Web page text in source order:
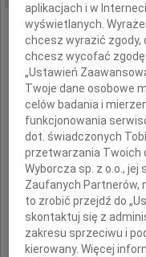
i
aplikacjach i w
wyświetlanych.
chcesz wyrazić zgody,
chcesz wycofać
„Ustawień
Twoje dane osobowe
celów badania i
funkcjonowania
dot. świadczonych
przetwarzania Twoich
Wyborcza sp. z o.o., jej
Zaufanych Partnerów,
to zrobić przejdź do
skontaktuj się z
zakresu sprzeciwu i
kierowany. Więcej